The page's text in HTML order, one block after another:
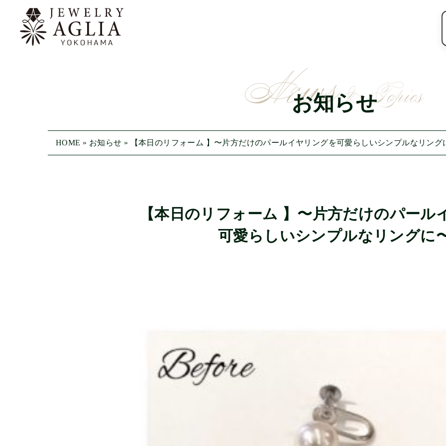
お知らせ
HOME » お知らせ » 【本日のリフォーム 】〜片方だけのパールイヤリングを可愛らしいシンプルなリング
【本日のリフォーム 】〜片方だけのパール
可愛らしいシンプルなリングに